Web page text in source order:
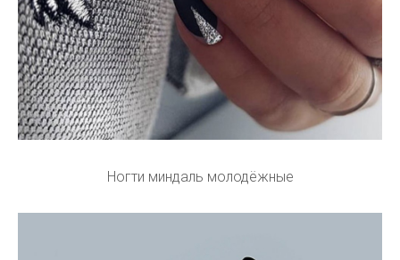
Ногти миндаль молодёжные